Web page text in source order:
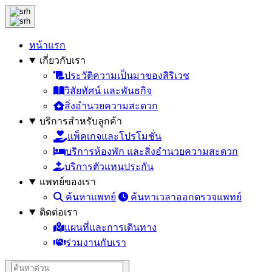
หน้าแรก
เกี่ยวกับเรา
ประวัติความเป็นมาของสิริเวช
วิสัยทัศน์ และพันธกิจ
สิ่งอำนวยความสะดวก
บริการสำหรับลูกค้า
แพ็คเกจและโปรโมชั่น
บริการห้องพัก และสิ่งอำนวยความสะดวก
บริการตัวแทนประกัน
แพทย์ของเรา
ค้นหาแพทย์
ค้นหาเวลาออกตรวจแพทย์
ติดต่อเรา
แผนที่และการเดินทาง
ร่วมงานกับเรา